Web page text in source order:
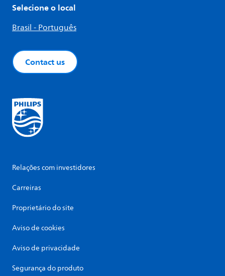
Selecione o local
Brasil - Português
Contact us
Relações com investidores
Carreiras
Proprietário do site
Aviso de cookies
Aviso de privacidade
Segurança do produto